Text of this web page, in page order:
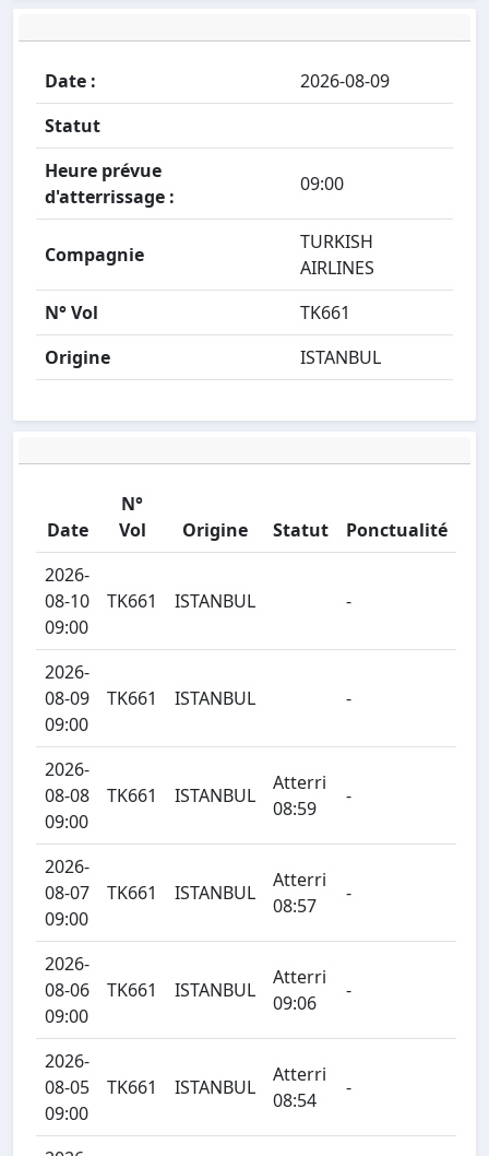
Date :
2026-08-09
Statut
Heure prévue
d'atterrissage :
09:00
Compagnie
TURKISH
AIRLINES
N° Vol
TK661
Origine
ISTANBUL
Date
N°
Vol
Origine Statut
Ponctualité
2026-
08-10
09:00
TK661 ISTANBUL -
2026-
08-09
09:00
TK661 ISTANBUL -
2026-
08-08
09:00
TK661 ISTANBUL
Atterri
08:59
-
2026-
08-07
09:00
TK661 ISTANBUL
Atterri
08:57
-
2026-
08-06
09:00
TK661 ISTANBUL
Atterri
09:06
-
2026-
08-05
09:00
TK661 ISTANBUL
Atterri
08:54
-